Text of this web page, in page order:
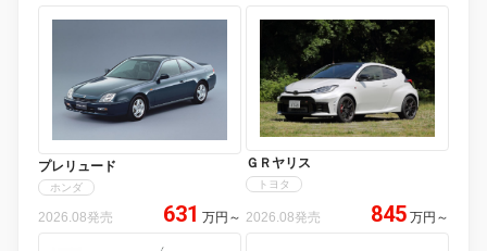
プレリュード
ホンダ
2026.08発売 631 万円 ～
ＧＲヤリス
トヨタ
2026.08発売 845 万円 ～